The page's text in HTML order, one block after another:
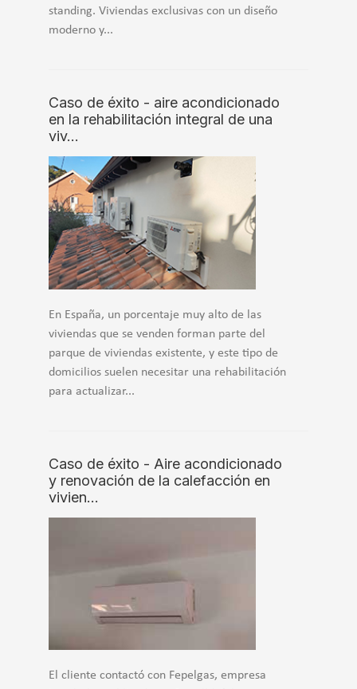
standing. Viviendas exclusivas con un diseño
moderno y...
Caso de éxito - aire acondicionado
en la rehabilitación integral de una
viv…
En España, un porcentaje muy alto de las
viviendas que se venden forman parte del
parque de viviendas existente, y este tipo de
domicilios suelen necesitar una rehabilitación
para actualizar...
Caso de éxito - Aire acondicionado
y renovación de la calefacción en
vivien…
El cliente contactó con Fepelgas, empresa